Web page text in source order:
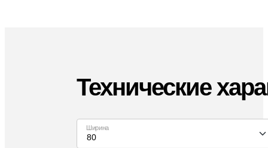
Технические
Ширина
80